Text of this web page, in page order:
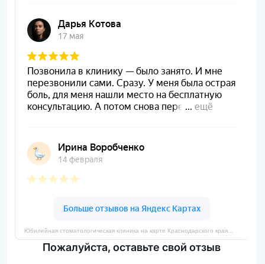
Юбилейная стоматологическая клиника на карте Краснодарского края— Яндекс Карты
Пожалуйста, оставьте свой отзыв